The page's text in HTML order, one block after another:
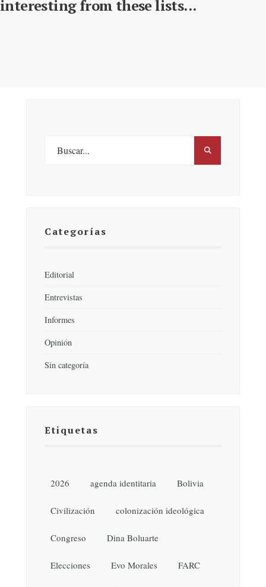
interesting from these lists...
Categorías
Editorial
Entrevistas
Informes
Opinión
Sin categoría
Etiquetas
2026 agenda identitaria Bolivia
Civilización colonización ideológica
Congreso Dina Boluarte
Elecciones Evo Morales FARC